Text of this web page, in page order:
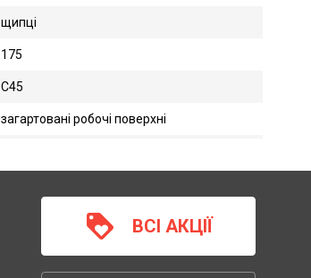
щипці
175
C45
загартовані робочі поверхні
loyalty ВСІ АКЦІЇ